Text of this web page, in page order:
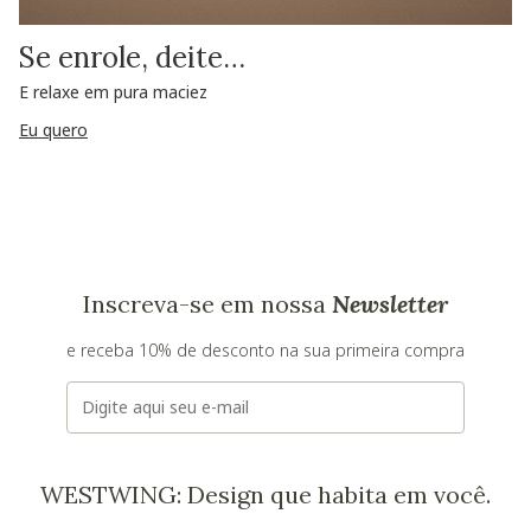
Se enrole, deite…
E relaxe em pura maciez
Eu quero
Inscreva-se em nossa Newsletter
e receba 10% de desconto na sua primeira compra
E-mail
WESTWING: Design que habita em você.